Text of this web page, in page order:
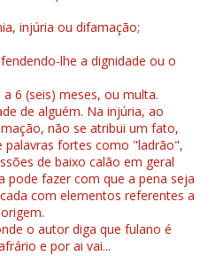
injúria ou difamação;
lhe a dignidade ou o
6 (seis) meses, ou multa.
de alguém. Na injúria, ao
não se atribui um fato,
palavras fortes como "ladrão",
de baixo calão em geral
pode fazer com que a pena seja
com elementos referentes a
o autor diga que fulano é
e por ai vai...